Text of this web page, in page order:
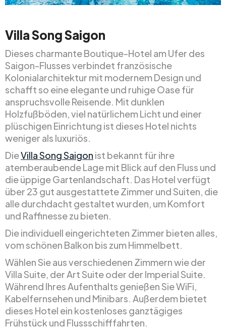
Villa Song Saigon
Dieses charmante Boutique-Hotel am Ufer des
Saigon-Flusses verbindet französische
Kolonialarchitektur mit modernem Design und
schafft so eine elegante und ruhige Oase für
anspruchsvolle Reisende. Mit dunklen
Holzfußböden, viel natürlichem Licht und einer
plüschigen Einrichtung ist dieses Hotel nichts
weniger als luxuriös.
DieVilla Song Saigon ist bekannt für ihre
atemberaubende Lage mit Blick auf den Fluss und
die üppige Gartenlandschaft. Das Hotel verfügt
über 23 gut ausgestattete Zimmer und Suiten, die
alle durchdacht gestaltet wurden, um Komfort
und Raffinesse zu bieten.
Die individuell eingerichteten Zimmer bieten alles,
vom schönen Balkon bis zum Himmelbett.
Wählen Sie aus verschiedenen Zimmern wie der
Villa Suite, der Art Suite oder der Imperial Suite.
Während Ihres Aufenthalts genießen Sie WiFi,
Kabelfernsehen und Minibars. Außerdem bietet
dieses Hotel ein kostenloses ganztägiges
Frühstück und Flussschifffahrten.